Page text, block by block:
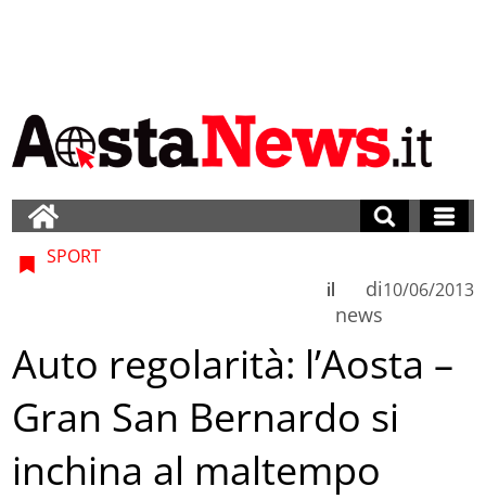
SPORT
di
news
il 10/06/2013
Auto regolarità: l’Aosta –
Gran San Bernardo si
inchina al maltempo